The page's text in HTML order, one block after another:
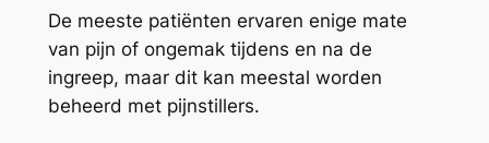
De meeste patiënten ervaren enige mate
van pijn of ongemak tijdens en na de
ingreep, maar dit kan meestal worden
beheerd met pijnstillers.